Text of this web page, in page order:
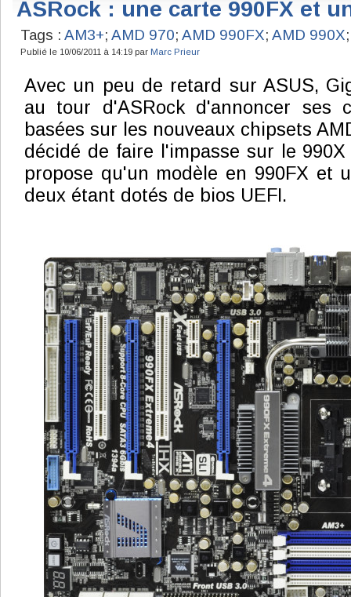
ASRock : une carte 990FX et
Tags : AM3+; AMD 970; AMD 990FX; AMD 990X
Publié le 10/06/2011 à 14:19 par Marc Prieur
Avec un peu de retard sur ASUS,
au tour d'ASRock d'annoncer ses
basées sur les nouveaux chipsets
décidé de faire l'impasse sur le
propose qu'un modèle en 990FX et
deux étant dotés de bios UEFI.